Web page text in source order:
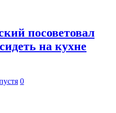
посоветовал
на кухне
0